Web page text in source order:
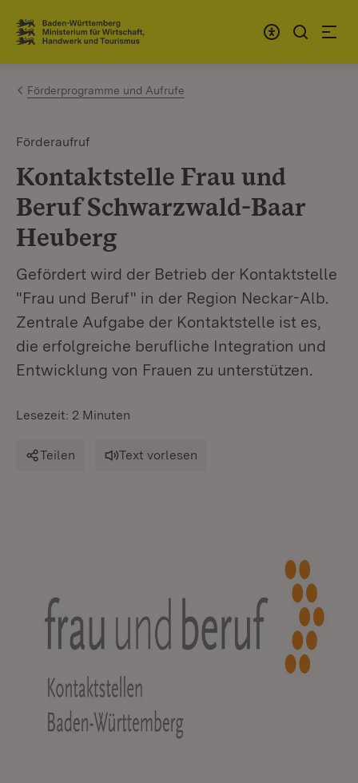
Zum Inhalt springen
Link zur Startseite
Förderprogramme und Aufrufe
Förderaufruf
Kontaktstelle Frau und
Beruf Schwarzwald-Baar
Heuberg
Gefördert wird der Betrieb der Kontaktstelle
"Frau und Beruf" in der Region Neckar-Alb.
Zentrale Aufgabe der Kontaktstelle ist es,
die erfolgreiche berufliche Integration und
Entwicklung von Frauen zu unterstützen.
Lesezeit: 2 Minuten
Teilen Text vorlesen